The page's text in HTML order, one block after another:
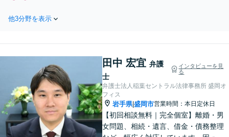
さい。【リーズナブ
ルな料金設定】
ト！【相談料：初回無料※1】
に、今すぐ相談！
他3分野を表示
田中 宏宜 弁護
士
インタビューを見
る
弁護士法人稲葉セントラル法律事務所 盛岡オ
フィス
岩手県|盛岡市営業時間：本日定休日
【初回相談無料｜完全個室】離婚・男
女問題、相続・遺言、借金・債務整理